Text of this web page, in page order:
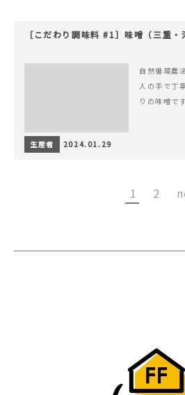
［こだわり調味料 #1］味噌（三重・
自然循環農
人の手で丁
りの味噌です
生産者 2024.01.29
1 2 ›